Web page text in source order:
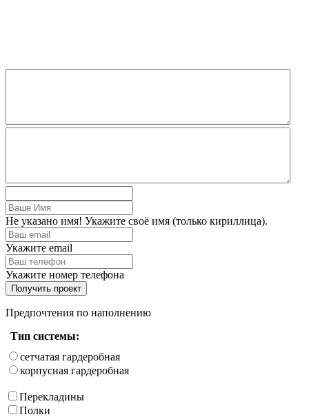
Не указано имя! Укажите своё имя (только кириллица).
Укажите email
Укажите номер телефона
Получить проект
Предпочтения по наполнению
Тип системы:
сетчатая гардеробная
корпусная гардеробная
Перекладины
Полки